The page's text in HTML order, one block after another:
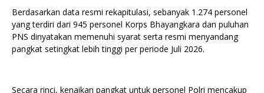
Berdasarkan data resmi rekapitulasi, sebanyak 1.274 personel
yang terdiri dari 945 personel Korps Bhayangkara dan puluhan
PNS dinyatakan memenuhi syarat serta resmi menyandang
pangkat setingkat lebih tinggi per periode Juli 2026.
Secara rinci, kenaikan pangkat untuk personel Polri mencakup